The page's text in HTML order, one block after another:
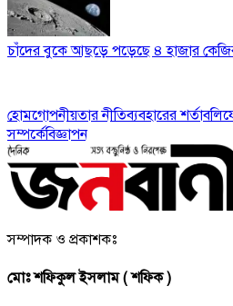
চাঁদের বুকে আছড়ে পড়েছে ৪ হাজার
হোমগোপনীয়তার নীতিব্যবহারের শর্তাবলি
সম্পর্কেবিজ্ঞাপন
সম্পাদক ও প্রকাশকঃ
মোঃ শফিকুল ইসলাম ( শফিক )